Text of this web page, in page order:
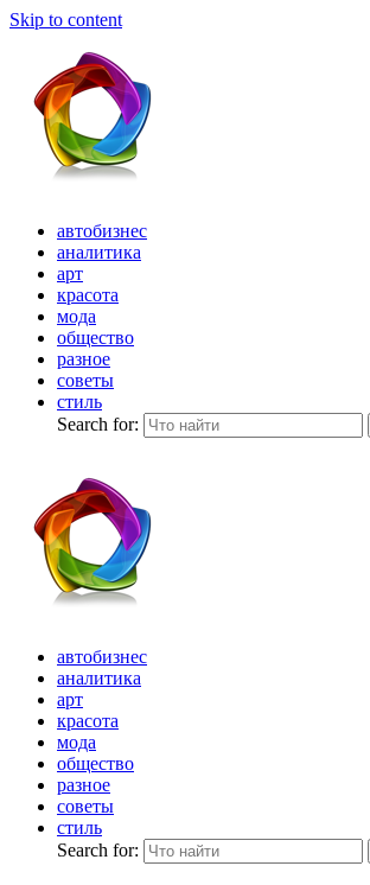
Skip to content
автобизнес
аналитика
арт
красота
мода
общество
разное
советы
стиль
Search for:
автобизнес
аналитика
арт
красота
мода
общество
разное
советы
стиль
Search for: